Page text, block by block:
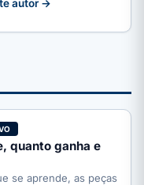
autor →
quanto ganha e
se aprende, as peças